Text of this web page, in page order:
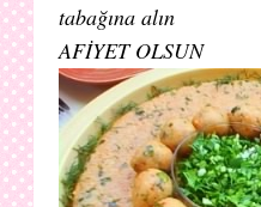
tabağına alın
AFİYET OLSUN